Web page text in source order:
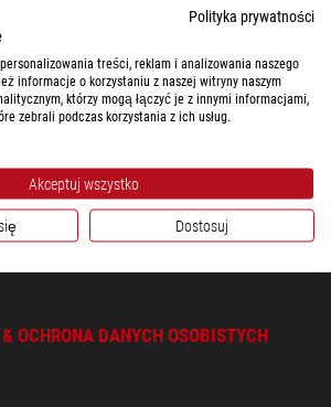
gotowe do wysyłki w
OCHRONA DANYCH OSOBISTYCH
Polityka prywatności
treści, reklam i analizowania naszego
informacje o korzystaniu z naszej witryny naszym
którzy mogą łączyć je z innymi informacjami,
zebrali podczas korzystania z ich usług.
Akceptuj wszystko
Dostosuj